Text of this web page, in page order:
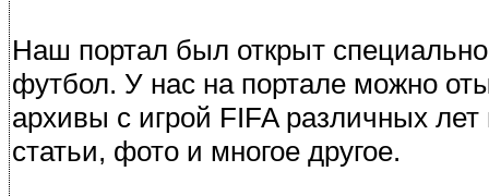
Наш портал был открыт
футбол. У нас на портале можно
архивы с игрой FIFA различных
статьи, фото и многое другое.